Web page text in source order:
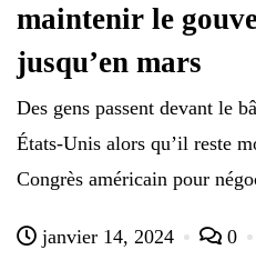
maintenir le
jusqu’en mars
Des gens passent devant le
États-Unis alors qu’il reste
Congrès américain pour
janvier 14, 2024 0